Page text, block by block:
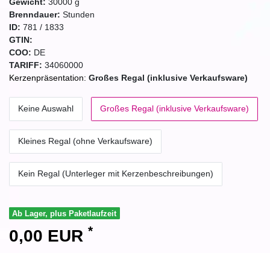
Brenndauer: Stunden
ID: 781 / 1833
GTIN:
COO: DE
TARIFF: 34060000
Kerzenpräsentation: Großes Regal (inklusive Verkaufsware)
Keine Auswahl Großes Regal (inklusive Verkaufsware)
Kleines Regal (ohne Verkaufsware)
Kein Regal (Unterleger mit Kerzenbeschreibungen)
Ab Lager, plus Paketlaufzeit
0,00 EUR *